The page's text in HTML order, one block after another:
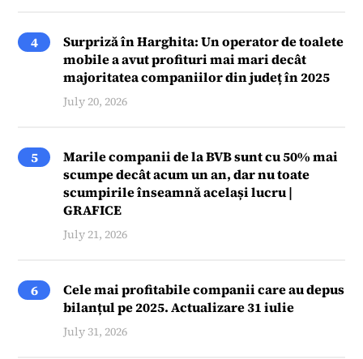
4
Surpriză în Harghita: Un operator de toalete
mobile a avut profituri mai mari decât
majoritatea companiilor din județ în 2025
July 20, 2026
5
Marile companii de la BVB sunt cu 50% mai
scumpe decât acum un an, dar nu toate
scumpirile înseamnă același lucru |
GRAFICE
July 21, 2026
6
Cele mai profitabile companii care au depus
bilanțul pe 2025. Actualizare 31 iulie
July 31, 2026